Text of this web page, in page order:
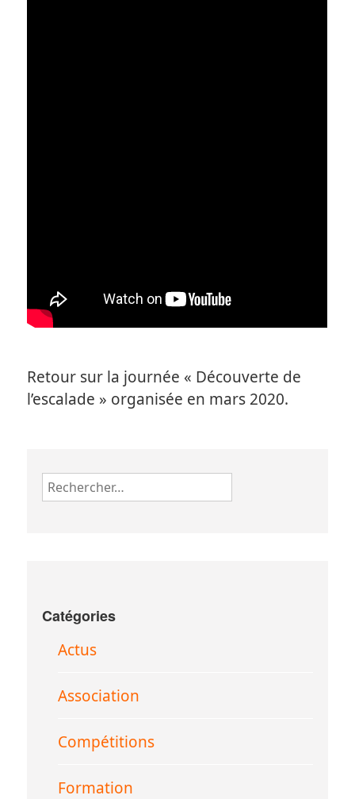
Retour sur la journée « Découverte de
l’escalade » organisée en mars 2020.
Rechercher :
Catégories
Actus
Association
Compétitions
Formation